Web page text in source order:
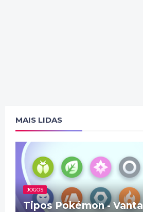
MAIS LIDAS
JOGOS
Tipos Pokémon -